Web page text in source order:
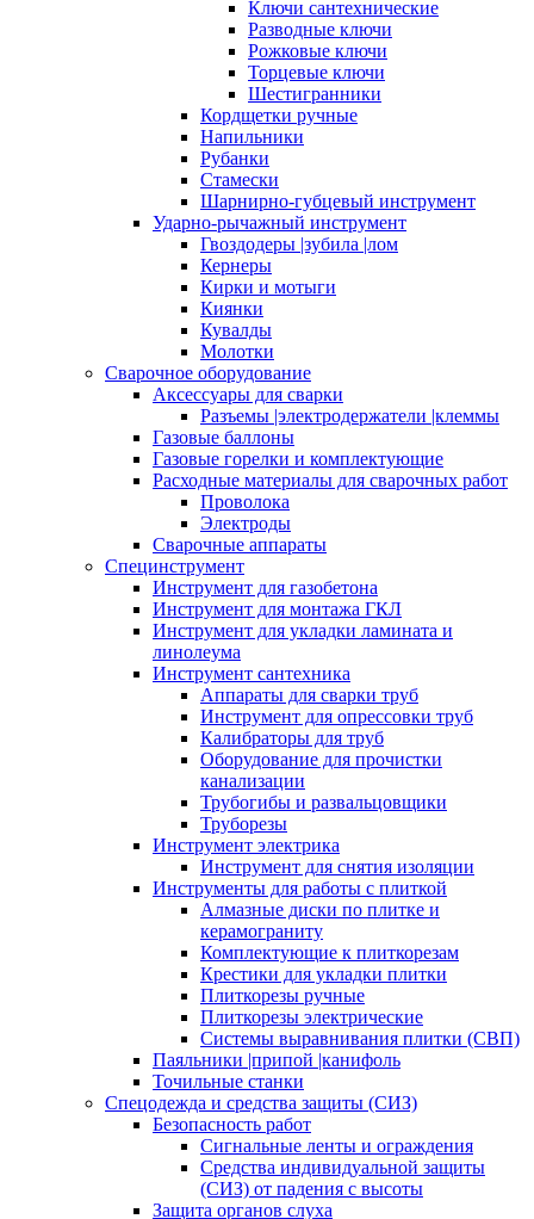
Ключи сантехнические
Разводные ключи
Рожковые ключи
Торцевые ключи
Шестигранники
Кордщетки ручные
Напильники
Рубанки
Стамески
Шарнирно-губцевый инструмент
Ударно-рычажный инструмент
Гвоздодеры |зубила |лом
Кернеры
Кирки и мотыги
Киянки
Кувалды
Молотки
Сварочное оборудование
Аксессуары для сварки
Разъемы |электродержатели |клеммы
Газовые баллоны
Газовые горелки и комплектующие
Расходные материалы для сварочных работ
Проволока
Электроды
Сварочные аппараты
Специнструмент
Инструмент для газобетона
Инструмент для монтажа ГКЛ
Инструмент для укладки ламината и
линолеума
Инструмент сантехника
Аппараты для сварки труб
Инструмент для опрессовки труб
Калибраторы для труб
Оборудование для прочистки
канализации
Трубогибы и развальцовщики
Труборезы
Инструмент электрика
Инструмент для снятия изоляции
Инструменты для работы с плиткой
Алмазные диски по плитке и
керамограниту
Комплектующие к плиткорезам
Крестики для укладки плитки
Плиткорезы ручные
Плиткорезы электрические
Системы выравнивания плитки (СВП)
Паяльники |припой |канифоль
Точильные станки
Спецодежда и средства защиты (СИЗ)
Безопасность работ
Сигнальные ленты и ограждения
Средства индивидуальной защиты
(СИЗ) от падения с высоты
Защита органов слуха